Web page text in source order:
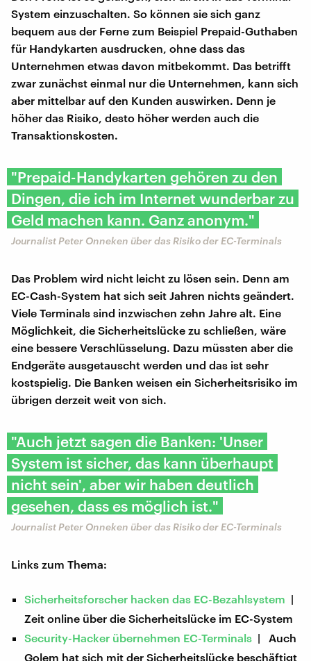
System einzuschalten. So können sie sich ganz
bequem aus der Ferne zum Beispiel Prepaid-Guthaben
für Handykarten ausdrucken, ohne dass das
Unternehmen etwas davon mitbekommt. Das betrifft
zwar zunächst einmal nur die Unternehmen, kann sich
aber mittelbar auf den Kunden auswirken. Denn je
höher das Risiko, desto höher werden auch die
Transaktionskosten.
"Prepaid-Handykarten gehören zu den
Dingen, die ich im Internet wunderbar zu
Geld machen kann. Ganz anonym."
Journalist Peter Onneken über das Risiko der EC-Terminals
Das Problem wird nicht leicht zu lösen sein. Denn am
EC-Cash-System hat sich seit Jahren nichts geändert.
Viele Terminals sind inzwischen zehn Jahre alt. Eine
Möglichkeit, die Sicherheitslücke zu schließen, wäre
eine bessere Verschlüsselung. Dazu müssten aber die
Endgeräte ausgetauscht werden und das ist sehr
kostspielig. Die Banken weisen ein Sicherheitsrisiko im
übrigen derzeit weit von sich.
"Auch jetzt sagen die Banken: 'Unser
System ist sicher, das kann überhaupt
nicht sein', aber wir haben deutlich
gesehen, dass es möglich ist."
Journalist Peter Onneken über das Risiko der EC-Terminals
Links zum Thema:
Sicherheitsforscher hacken das EC-Bezahlsystem |
Zeit online über die Sicherheitslücke im EC-System
Security-Hacker übernehmen EC-Terminals | Auch
Golem hat sich mit der Sicherheitslücke beschäftigt